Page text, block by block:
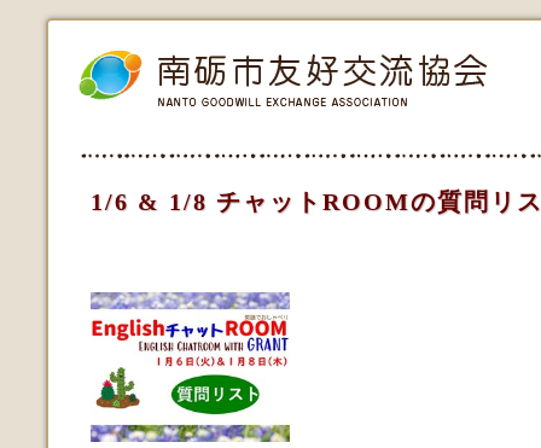
1/6 & 1/8 チャットROOMの質問リ